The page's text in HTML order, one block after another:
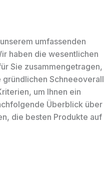
umfassenden
haben die wesentlichen
Sie zusammengetragen,
gründlichen Schneeoverall
um Ihnen ein
Überblick über
die besten Produkte auf